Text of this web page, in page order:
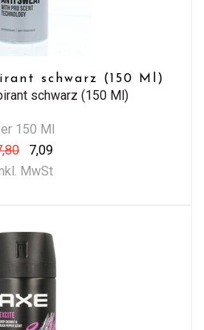
schwarz (150 Ml)
schwarz (150 Ml)
150 Ml
7,09
MwSt